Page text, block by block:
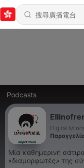
Podcasts
Digital
Μία καθημερινή
«διαμορφωτές» της